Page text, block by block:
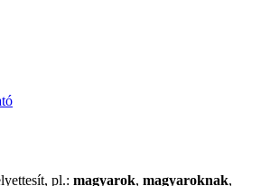
pl.: magyarok, magyaroknak,